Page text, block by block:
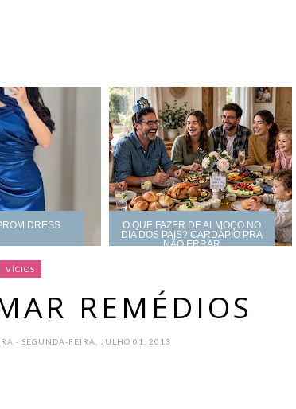
DRESS
O QUE FAZER DE ALMOÇO NO
DIA DOS PAIS? CARDÁPIO PRA
NÃO ERRAR
VÍCIOS
REMÉDIOS
- SEGUNDA-FEIRA, JULHO 01, 2013